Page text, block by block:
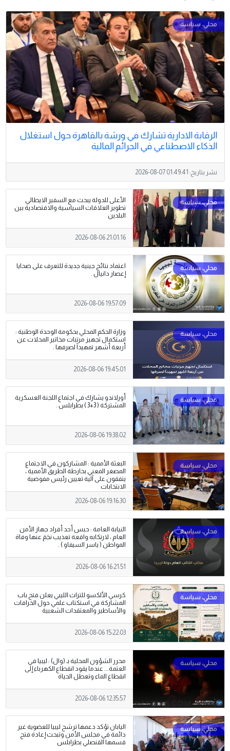
الرقابة الادارية تشارك في ورشة بالقاهرة حول استغلال
الذكاء الاصطناعي في الجرائم المالية
نشر بتاريخ: 2026-08-07 01:49:41
الأعلى للدولة يبحث مع السفير الايطالي
تطوير العلاقات السياسية والاقتصادية بين
البلدين
2026-08-06 21:01:16
اعتماد نتائج جينية جديدة للتعرف على ضحايا
إعصار دانيال .
2026-08-06 19:57:09
وزارة الحكم المحلي بحكومة الوحدة الوطنية :
استكمال تجهيز مرتبات مخاتير المحلات عن
أربعة أشهر تمهيداً لصرفها .
2026-08-06 19:45:01
أورلاندو يشارك في اجتماع اللجنة العسكرية
المشتركة ( 3+3 ) بطرابلس .
2026-08-06 19:38:02
البعثة الأممية : المشاركون في الاجتماع
المصغر المعني بخارطة الطريق الأممية ،
يتفقون على آلية تعيين رئيس مفوضية
الانتخابات
2026-08-06 19:16:30
النيابة العامة : حبس أحد أفراد جهاز الأمن
العام ، لارتكابه واقعة تعذيب نجَمَ عنها وفاة
المواطن ( ياسر السيفاو ) .
2026-08-06 16:21:51
كرسي الألكسو للتراث الليبي يعلن فتح باب
المشاركة في استكتاب علمي حول الخرافات
والأساطير والمعتقدات الشعبية
2026-08-06 15:22:03
محرر الشؤون المحلية بـ (وال) : ليبيا في
العتمة... عندما يقود انقطاع الكهرباء إلى
انقطاع الماء وتعطل الحياة
2026-08-06 12:35:57
اليابان تؤكد دعمها ترشح ليبيا للعضوية غير
دائمة في مجلس الأمن وتبحث إعادة فتح
قسمها القنصلي بطرابلس